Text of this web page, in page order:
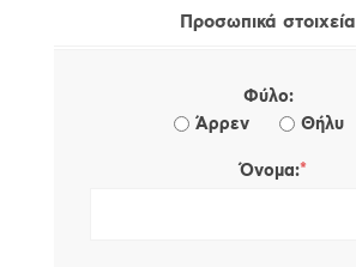
Προσωπικά στοιχεία
Φύλο:
Άρρεν
Θήλυ
Όνομα:*